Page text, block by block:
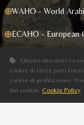
WAHO - World
ECAHO - European
MasafQuesto sito utilizza
cookie di terze parti
cookie di profilazione.
dei cookie. Cookie Policy